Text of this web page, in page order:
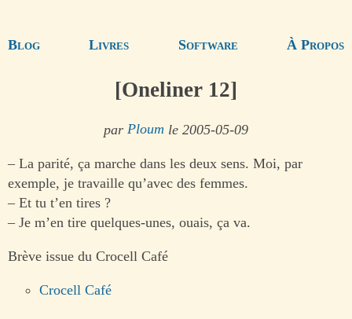
Blog Livres Software À Propos
[Oneliner 12]
par Ploum le 2005-05-09
– La parité, ça marche dans les deux sens. Moi, par
exemple, je travaille qu’avec des femmes.
– Et tu t’en tires ?
– Je m’en tire quelques-unes, ouais, ça va.
Brève issue du Crocell Café
Crocell Café